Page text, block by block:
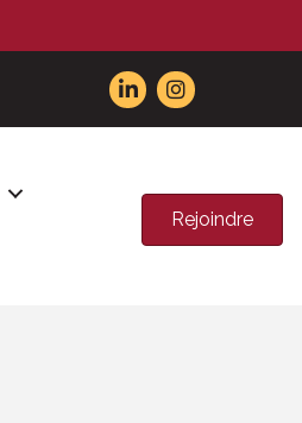
Rejoindre